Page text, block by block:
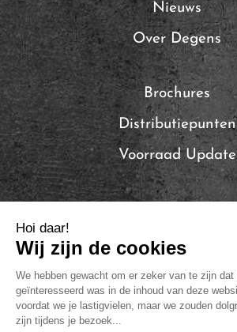
Nieuws
Over Degens
Brochures
Distributiepunten
Voorraad Update
Local Brands of Solina